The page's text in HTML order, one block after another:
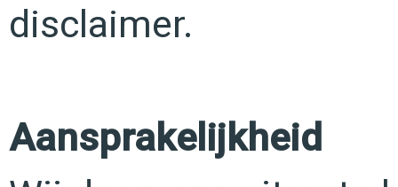
disclaimer.
Aansprakelijkheid